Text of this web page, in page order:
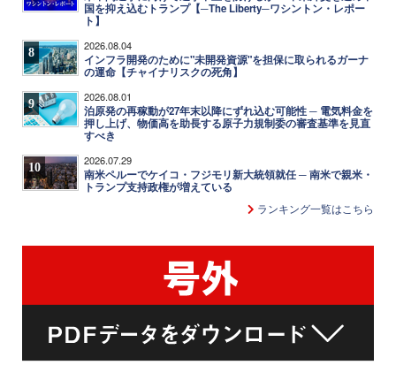
国を抑え込むトランプ【─The Liberty─ワシントン・レポー
ト】
8 2026.08.04
インフラ開発のために"未開発資源"を担保に取られるガーナ
の運命【チャイナリスクの死角】
9 2026.08.01
泊原発の再稼動が27年末以降にずれ込む可能性 ─ 電気料金を
押し上げ、物価高を助長する原子力規制委の審査基準を見直
すべき
10 2026.07.29
南米ペルーでケイコ・フジモリ新大統領就任 ─ 南米で親米・
トランプ支持政権が増えている
ランキング一覧はこちら